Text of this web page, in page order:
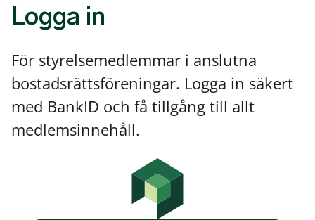
Logga in
För styrelsemedlemmar i anslutna
bostadsrättsföreningar. Logga in säkert
med BankID och få tillgång till allt
medlemsinnehåll.